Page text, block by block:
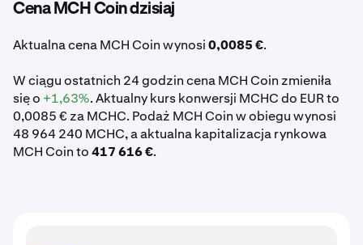
Cena MCH Coin dzisiaj
Aktualna cena MCH Coin wynosi0,0085 €.
W ciągu ostatnich 24 godzin cena MCH Coin zmieniła
się o +1,63%. Aktualny kurs konwersji MCHC do EUR to
0,0085 € za MCHC. Podaż MCH Coin w obiegu wynosi
48 964 240 MCHC, a aktualna kapitalizacja rynkowa
MCH Coin to417 616 €.